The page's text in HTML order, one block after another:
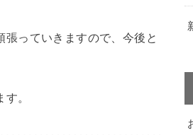
っていきますので、今後と
。